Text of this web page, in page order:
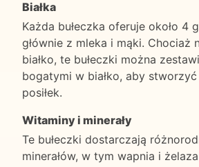
Białka
Każda bułeczka oferuje około 4
głównie z mleka i mąki. Chociaż
białko, te bułeczki można
bogatymi w białko, aby
posiłek.
Witaminy i minerały
Te bułeczki dostarczają
minerałów, w tym wapnia i